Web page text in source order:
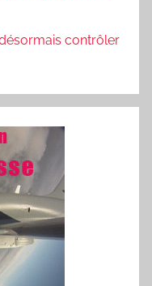
contrôler